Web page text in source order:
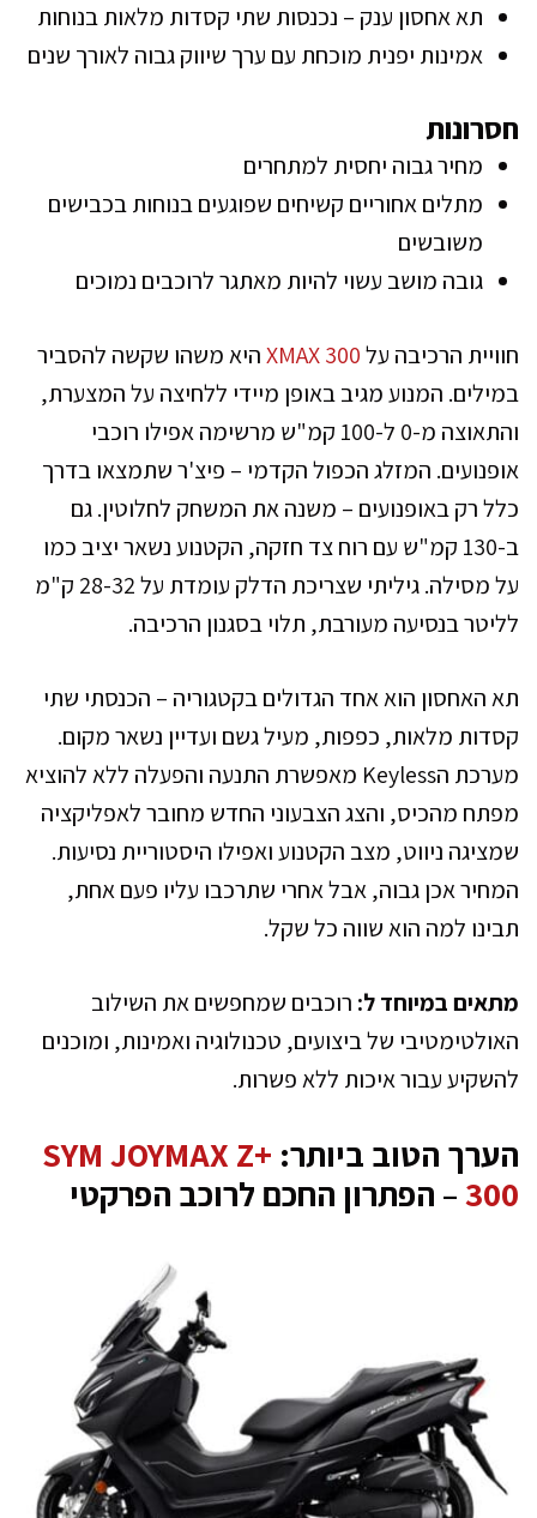
תא אחסון ענק – נכנסות שתי קסדות מלאות בנוחות
אמינות יפנית מוכחת עם ערך שיווק גבוה לאורך שנים
חסרונות
מחיר גבוה יחסית למתחרים
מתלים אחוריים קשיחים שפוגעים בנוחות בכבישים
משובשים
גובה מושב עשוי להיות מאתגר לרוכבים נמוכים
חוויית הרכיבה עלXMAX 300היא משהו שקשה להסביר
במילים. המנוע מגיב באופן מיידי ללחיצה על המצערת,
והתאוצה מ-0 ל-100 קמ"ש מרשימה אפילו רוכבי
אופנועים. המזלג הכפול הקדמי – פיצ'ר שתמצאו בדרך
כלל רק באופנועים – משנה את המשחק לחלוטין. גם
ב-130 קמ"ש עם רוח צד חזקה, הקטנוע נשאר יציב כמו
על מסילה. גיליתי שצריכת הדלק עומדת על 28-32 ק"מ
לליטר בנסיעה מעורבת, תלוי בסגנון הרכיבה.
תא האחסון הוא אחד הגדולים בקטגוריה – הכנסתי שתי
קסדות מלאות, כפפות, מעיל גשם ועדיין נשאר מקום.
מערכת הKeyless מאפשרת התנעה והפעלה ללא להוציא
מפתח מהכיס, והצג הצבעוני החדש מחובר לאפליקציה
שמציגה ניווט, מצב הקטנוע ואפילו היסטוריית נסיעות.
המחיר אכן גבוה, אבל אחרי שתרכבו עליו פעם אחת,
תבינו למה הוא שווה כל שקל.
מתאים במיוחד ל: רוכבים שמחפשים את השילוב
האולטימטיבי של ביצועים, טכנולוגיה ואמינות, ומוכנים
להשקיע עבור איכות ללא פשרות.
הערך הטוב ביותר: SYM JOYMAX Z+
300– הפתרון החכם לרוכב הפרקטי